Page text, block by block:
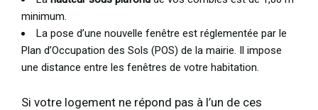
minimum.
La pose d’une nouvelle fenêtre est réglementée par le
Plan d’Occupation des Sols (POS) de la mairie. Il impose
une distance entre les fenêtres de votre habitation.
Si votre logement ne répond pas à l’un de ces